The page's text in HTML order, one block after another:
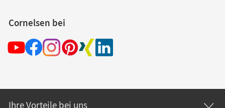
Cornelsen bei
Ihre Vorteile bei uns